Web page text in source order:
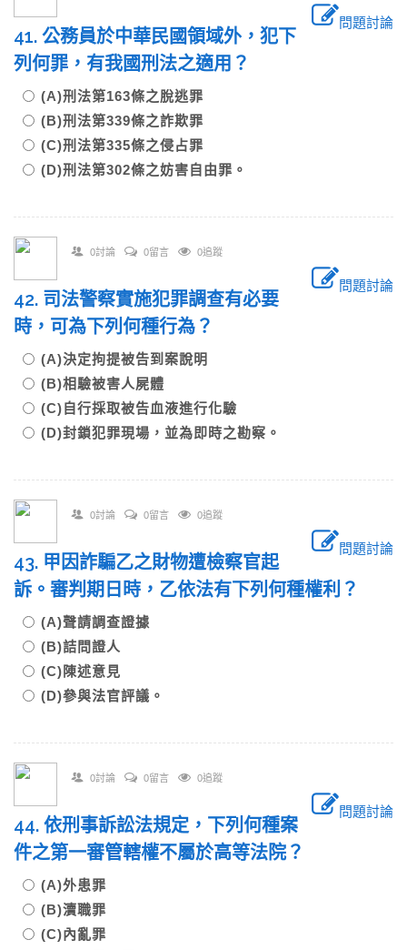
問題討論
41. 公務員於中華民國領域外，犯下
列何罪，有我國刑法之適用？
(A)刑法第163條之脫逃罪
(B)刑法第339條之詐欺罪
(C)刑法第335條之侵占罪
(D)刑法第302條之妨害自由罪。
0討論 0留言 0追蹤
問題討論
42. 司法警察實施犯罪調查有必要
時，可為下列何種行為？
(A)決定拘提被告到案說明
(B)相驗被害人屍體
(C)自行採取被告血液進行化驗
(D)封鎖犯罪現場，並為即時之勘察。
0討論 0留言 0追蹤
問題討論
43. 甲因詐騙乙之財物遭檢察官起
訴。審判期日時，乙依法有下列何種權利？
(A)聲請調查證據
(B)詰問證人
(C)陳述意見
(D)參與法官評議。
0討論 0留言 0追蹤
問題討論
44. 依刑事訴訟法規定，下列何種案
件之第一審管轄權不屬於高等法院？
(A)外患罪
(B)瀆職罪
(C)內亂罪